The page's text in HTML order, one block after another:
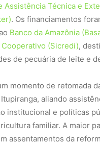
Assistência Técnica e
. Os financiamentos
Banco da Amazônia
(Sicredi),
de pecuária de leite e
momento de retomada
aliando
institucional e políticas
familiar. A maior
assentamentos da